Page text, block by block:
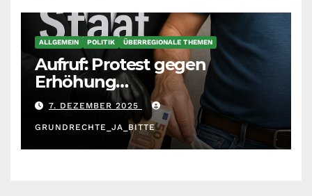
ALLGEMEIN POLITIK ÜBERREGIONALE THEMEN
Aufruf: Protest gegen
Erhöhung
Krankenkassenbeiträge
7. DEZEMBER 2025
GRUNDRECHTE_JA_BITTE